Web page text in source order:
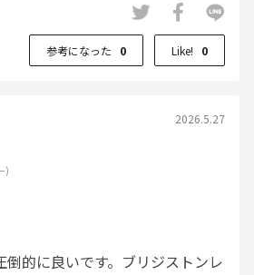
参考になった 0 Like! 0
2026.5.27
)
的に良いです。ブリジストンレ